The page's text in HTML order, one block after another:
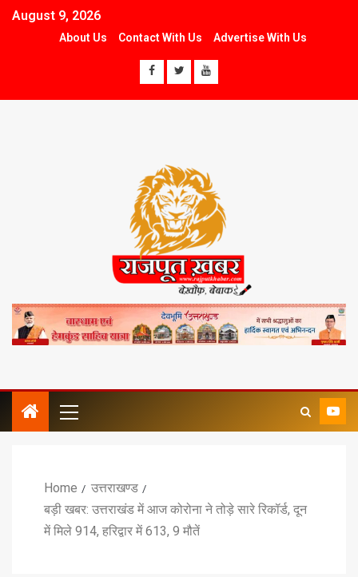
August 9, 2026
About Us Contact With Us Advertise With Us
Home
उत्तराखण्ड
बड़ी खबर: उत्तराखंड में आज कोरोना ने तोड़े सारे रिकॉर्ड, दून
में मिले 914, हरिद्वार में 613, 9 मौतें